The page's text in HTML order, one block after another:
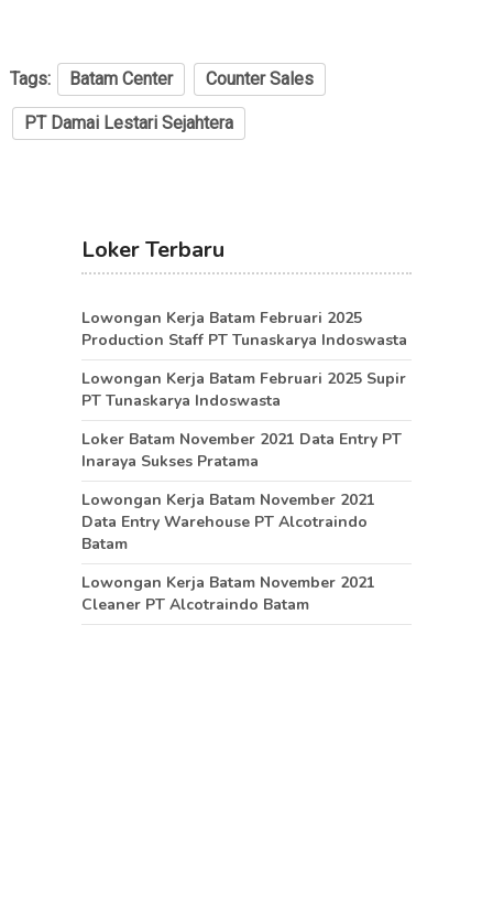
Tags: Batam Center Counter Sales
PT Damai Lestari Sejahtera
Loker Terbaru
Lowongan Kerja Batam Februari 2025
Production Staff PT Tunaskarya Indoswasta
Lowongan Kerja Batam Februari 2025 Supir
PT Tunaskarya Indoswasta
Loker Batam November 2021 Data Entry PT
Inaraya Sukses Pratama
Lowongan Kerja Batam November 2021
Data Entry Warehouse PT Alcotraindo
Batam
Lowongan Kerja Batam November 2021
Cleaner PT Alcotraindo Batam